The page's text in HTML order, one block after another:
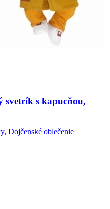
svetrík s kapucňou,
, Dojčenské oblečenie